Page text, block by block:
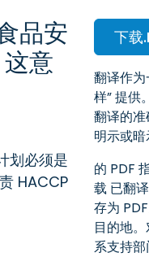
品安
意
划必须是
HACCP
下载
翻译作
样” 提供
翻译的
明示或暗
的 PDF
载 已翻
存为
目的地
系支持部